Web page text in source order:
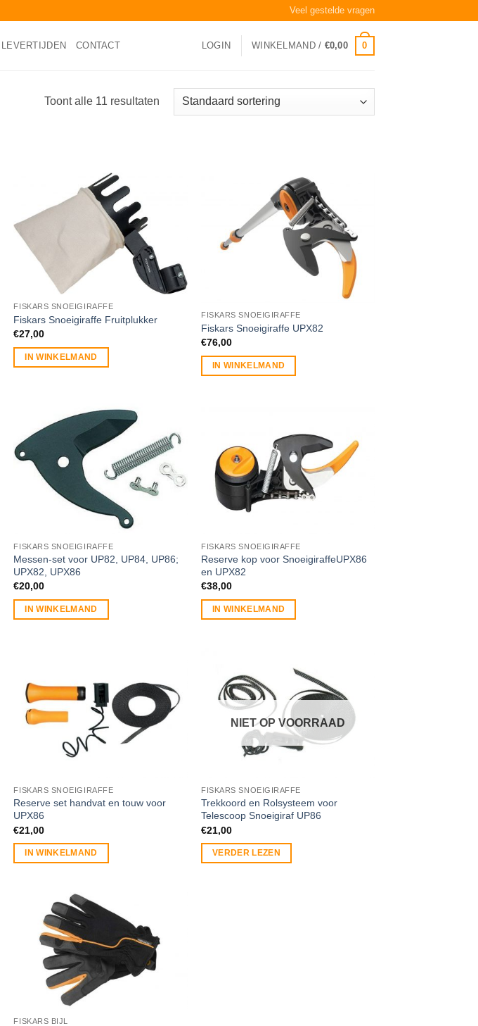
Veel gestelde vragen
LEVERTIJDEN CONTACT LOGIN WINKELMAND / €0,00 0
Toont alle 11 resultaten
FISKARS SNOEIGIRAFFE
Fiskars Snoeigiraffe Fruitplukker
€27,00
IN WINKELMAND
FISKARS SNOEIGIRAFFE
Fiskars Snoeigiraffe UPX82
€76,00
IN WINKELMAND
FISKARS SNOEIGIRAFFE
Messen-set voor UP82, UP84, UP86;
UPX82, UPX86
€20,00
IN WINKELMAND
FISKARS SNOEIGIRAFFE
Reserve kop voor SnoeigiraffeUPX86
en UPX82
€38,00
IN WINKELMAND
FISKARS SNOEIGIRAFFE
Reserve set handvat en touw voor
UPX86
€21,00
IN WINKELMAND
NIET OP VOORRAAD
FISKARS SNOEIGIRAFFE
Trekkoord en Rolsysteem voor
Telescoop Snoeigiraf UP86
€21,00
VERDER LEZEN
FISKARS BIJL